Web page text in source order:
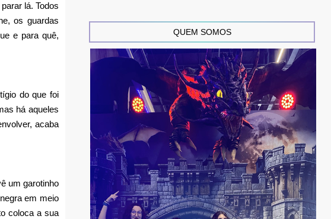
lá. Todos
os guardas
e para quê,
do que foi
há aqueles
acaba
um garotinho
em meio
coloca a sua
QUEM SOMOS